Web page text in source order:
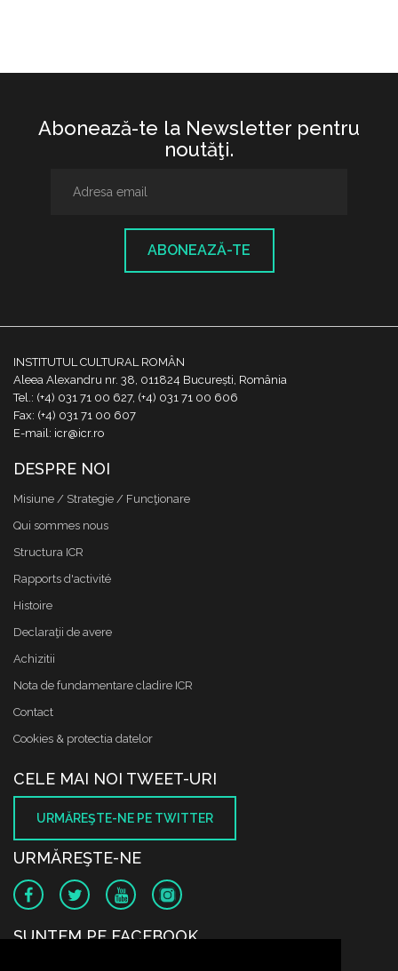
Abonează-te la Newsletter pentru
noutăţi.
ABONEAZĂ-TE
INSTITUTUL CULTURAL ROMÂN
Aleea Alexandru nr. 38, 011824 București, România
Tel.: (+4) 031 71 00 627, (+4) 031 71 00 606
Fax: (+4) 031 71 00 607
E-mail: icr@icr.ro
DESPRE NOI
Misiune / Strategie / Funcţionare
Qui sommes nous
Structura ICR
Rapports d'activité
Histoire
Declaraţii de avere
Achizitii
Nota de fundamentare cladire ICR
Contact
Cookies & protectia datelor
CELE MAI NOI TWEET-URI
URMĂREŞTE-NE PE TWITTER
URMĂREŞTE-NE
SUNTEM PE FACEBOOK